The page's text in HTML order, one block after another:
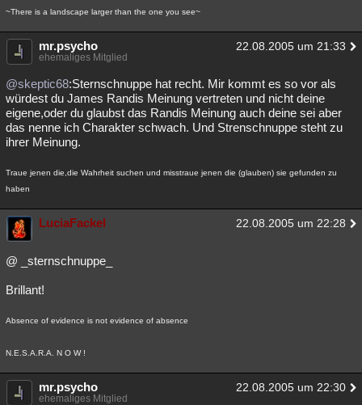
~There is a landscape larger than the one you see~
mr.psycho 22.08.2005 um 21:33
ehemaliges Mitglied
@skeptic68:Sternschnuppe hat recht. Mir kommt es so vor als
würdest du James Randis Meinung vertreten und nicht deine
eigene,oder du glaubst das Randis Meinung auch deine sei aber
das nenne ich Charakter schwach. Und Strenschnuppe steht zu
ihrer Meinung.
Traue jenen die,die Wahrheit suchen und misstraue jenen die (glauben) sie gefunden zu
haben
LuciaFackel 22.08.2005 um 22:28
@ _sternschnuppe_
Brillant!
Absence of evidence is not evidence of absence
N.E.S.A.R.A. N O W !
mr.psycho 22.08.2005 um 22:30
ehemaliges Mitglied